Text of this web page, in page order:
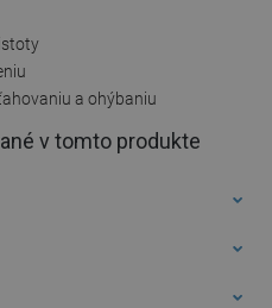
a ohýbaniu
v tomto produkte